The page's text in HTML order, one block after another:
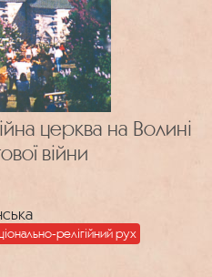
церква на Волині
війни
релігійний рух